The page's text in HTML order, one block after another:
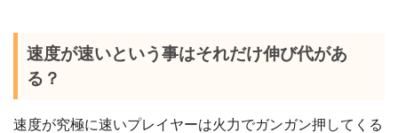
速度が速いという事はそれだけ伸び代があ
る？
速度が究極に速いプレイヤーは火力でガンガン押してくる